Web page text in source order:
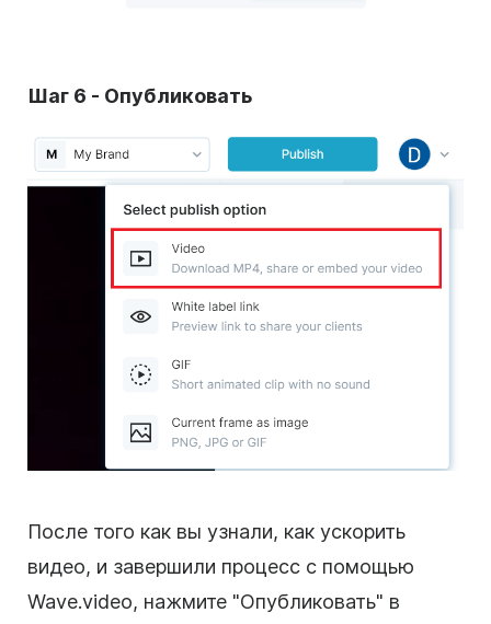
Шаг 6 - Опубликовать
После того как вы узнали, как ускорить
видео, и завершили процесс с помощью
Wave.video, нажмите "Опубликовать" в